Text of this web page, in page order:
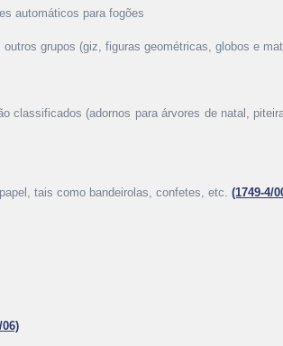
automáticos para fogões
grupos (giz, figuras geométricas, globos e
classificados (adornos para árvores de natal,
tais como bandeirolas, confetes, etc. (1749-4/
06)